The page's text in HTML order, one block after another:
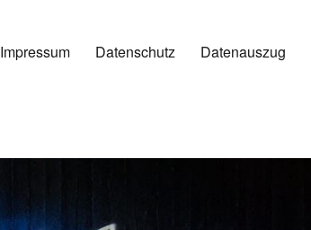
Impressum Datenschutz Datenauszug